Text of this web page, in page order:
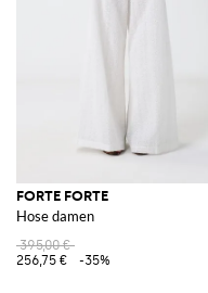
FORTE FORTE
Hose damen
395,00 €
256,75 €
-35%